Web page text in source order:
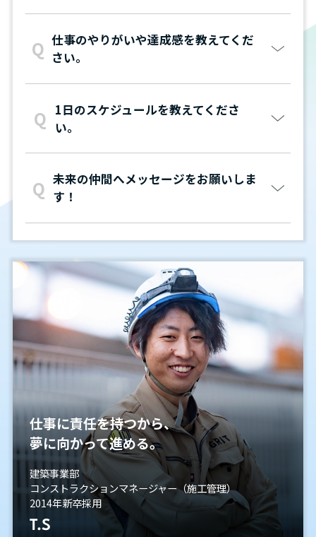
仕事のやりがいや達成感を教えてくだ
さい。
1日のスケジュールを教えてくださ
い。
未来の仲間へメッセージをお願いしま
す！
仕事に責任を持つから、
夢に向かって進める。
建築事業部
コンストラクションマネージャー（施工管理）
2014年新卒採用
T.S